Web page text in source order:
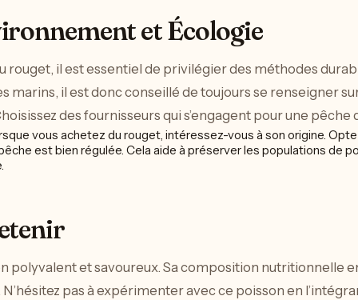
et Écologie
rouget, il est essentiel de privilégier des méthodes
marins, il est donc conseillé de toujours se renseigner
des fournisseurs qui s’engagent pour une pêche
vous achetez du rouget, intéressez-vous à son origine.
est bien régulée. Cela aide à préserver les populations de
polyvalent et savoureux. Sa composition nutritionnelle
pas à expérimenter avec ce poisson en